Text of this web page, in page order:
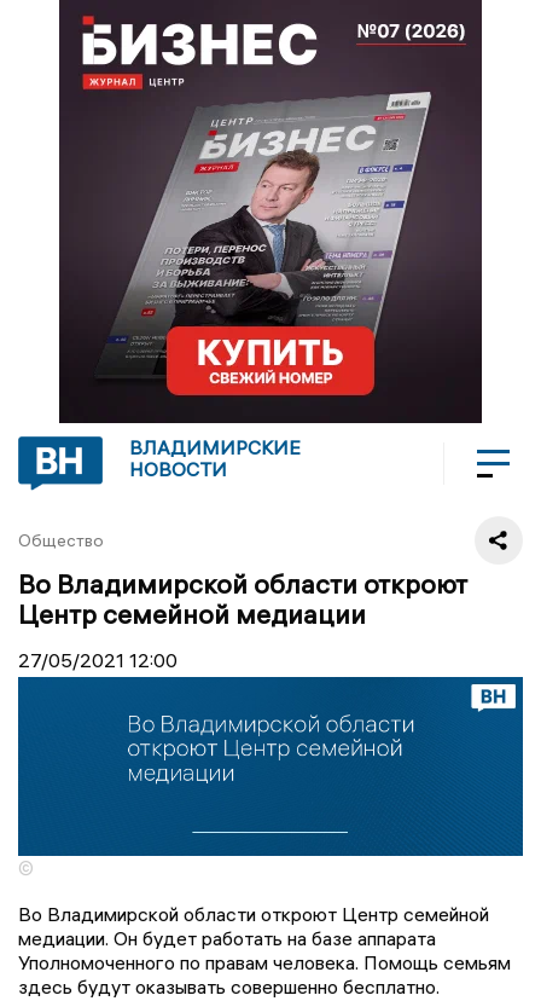
ВЛАДИМИРСКИЕ
НОВОСТИ
Общество
Во Владимирской области откроют
Центр семейной медиации
27/05/2021 12:00
©
Во Владимирской области откроют Центр семейной
медиации. Он будет работать на базе аппарата
Уполномоченного по правам человека. Помощь семьям
здесь будут оказывать совершенно бесплатно.